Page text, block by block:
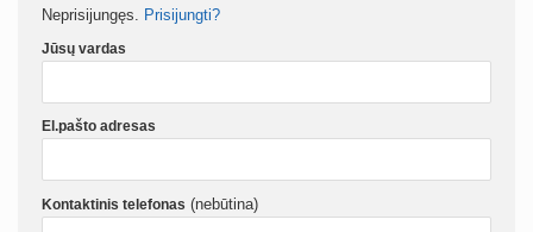
Neprisijungęs. Prisijungti?
Jūsų vardas
El.pašto adresas
Kontaktinis telefonas (nebūtina)